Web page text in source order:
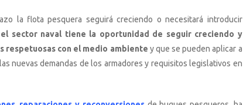
la flota pesquera seguirá creciendo o necesitará introducir
el sector naval tiene la oportunidad de seguir creciendo y
respetuosas con el medio ambiente y que se pueden aplicar a
nuevas demandas de los armadores y requisitos legislativos en